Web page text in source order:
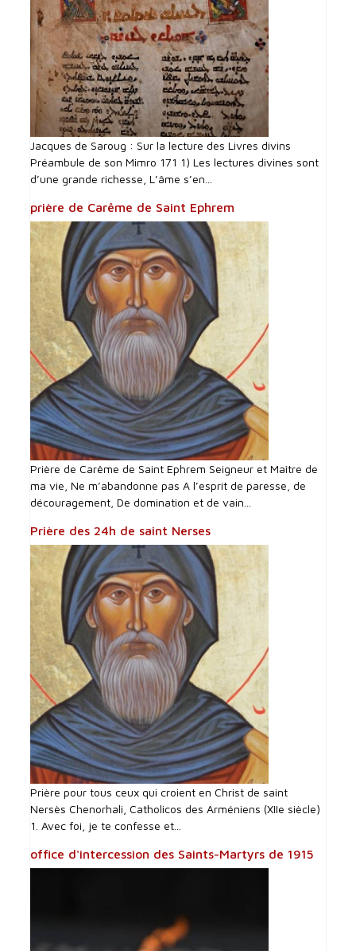
Jacques de Saroug : Sur la lecture des Livres divins
Préambule de son Mimro 171 1) Les lectures divines sont
d’une grande richesse, L’âme s’en...
prière de Carême de Saint Ephrem
Prière de Carême de Saint Ephrem Seigneur et Maître de
ma vie, Ne m’abandonne pas A l’esprit de paresse, de
découragement, De domination et de vain...
Prière des 24h de saint Nerses
Prière pour tous ceux qui croient en Christ de saint
Nersès Chenorhali, Catholicos des Arméniens (XIIe siècle)
1. Avec foi, je te confesse et...
office d'intercession des Saints-Martyrs de 1915